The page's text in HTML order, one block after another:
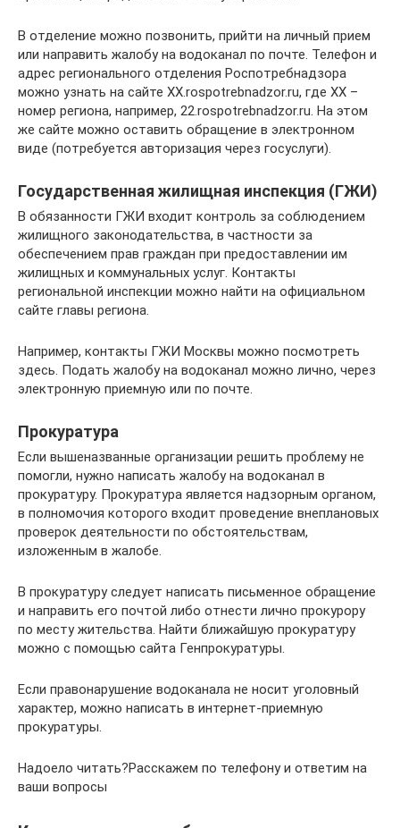
В отделение можно позвонить, прийти на личный прием
или направить жалобу на водоканал по почте. Телефон и
адрес регионального отделения Роспотребнадзора
можно узнать на сайте ХХ.rospotrebnadzor.ru, где ХХ –
номер региона, например, 22.rospotrebnadzor.ru. На этом
же сайте можно оставить обращение в электронном
виде (потребуется авторизация через госуслуги).
Государственная жилищная инспекция (ГЖИ)
В обязанности ГЖИ входит контроль за соблюдением
жилищного законодательства, в частности за
обеспечением прав граждан при предоставлении им
жилищных и коммунальных услуг. Контакты
региональной инспекции можно найти на официальном
сайте главы региона.
Например, контакты ГЖИ Москвы можно посмотреть
здесь. Подать жалобу на водоканал можно лично, через
электронную приемную или по почте.
Прокуратура
Если вышеназванные организации решить проблему не
помогли, нужно написать жалобу на водоканал в
прокуратуру. Прокуратура является надзорным органом,
в полномочия которого входит проведение внеплановых
проверок деятельности по обстоятельствам,
изложенным в жалобе.
В прокуратуру следует написать письменное обращение
и направить его почтой либо отнести лично прокурору
по месту жительства. Найти ближайшую прокуратуру
можно с помощью сайта Генпрокуратуры.
Если правонарушение водоканала не носит уголовный
характер, можно написать в интернет-приемную
прокуратуры.
Надоело читать?Расскажем по телефону и ответим на
ваши вопросы